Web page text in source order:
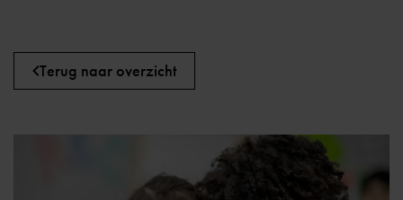
Terug naar overzicht